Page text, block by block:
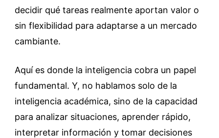
decidir qué tareas realmente aportan valor o
sin flexibilidad para adaptarse a un mercado
cambiante.
Aquí es donde la inteligencia cobra un papel
fundamental. Y, no hablamos solo de la
inteligencia académica, sino de la capacidad
para analizar situaciones, aprender rápido,
interpretar información y tomar decisiones